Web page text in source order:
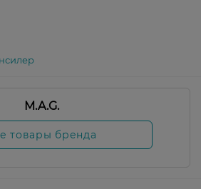
M.A.G.
товары бренда